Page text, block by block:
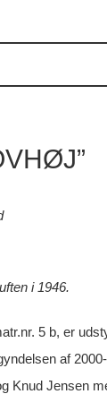
i 1946.
5 b, er
af
Knud Jensen